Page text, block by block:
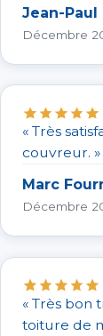
Jean-Paul
Décembre
« Très
couvreur. »
Marc
Décembre
« Très bon
toiture de